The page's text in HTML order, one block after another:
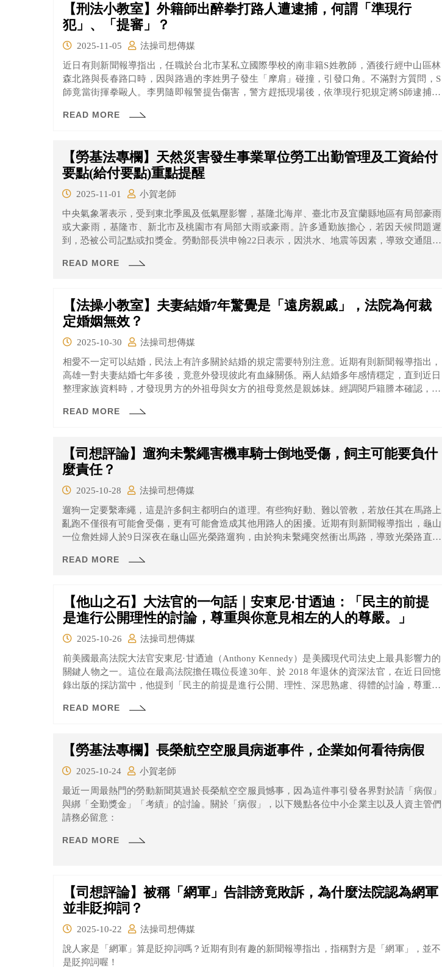
【刑法小教室】外籍師出醉拳打路人遭逮捕，何謂「準現行
犯」、「提審」？
2025-11-05
法操司想傳媒
近日有則新聞報導指出，任職於台北市某私立國際學校的南非籍S姓教師，酒後行經中山區林
森北路與長春路口時，因與路過的李姓男子發生「摩肩」碰撞，引發口角。不滿對方質問，S
師竟當街揮拳毆人。李男隨即報警提告傷害，警方趕抵現場後，依準現行犯規定將S師逮捕。
駁回聲請；全案現依刑法傷害罪移送台北地檢署偵辦。
READ MORE
【勞基法專欄】天然災害發生事業單位勞工出勤管理及工資給付
要點(給付要點)重點提醒
2025-11-01
小賀老師
中央氣象署表示，受到東北季風及低氣壓影響，基隆北海岸、臺北市及宜蘭縣地區有局部豪雨
或大豪雨，基隆市、新北市及桃園市有局部大雨或豪雨。許多通勤族擔心，若因天候問題遲
到，恐被公司記點或扣獎金。勞動部長洪申翰22日表示，因洪水、地震等因素，導致交通阻塞
READ MORE
【法操小教室】夫妻結婚7年驚覺是「遠房親戚」，法院為何裁
定婚姻無效？
2025-10-30
法操司想傳媒
相愛不一定可以結婚，民法上有許多關於結婚的規定需要特別注意。近期有則新聞報導指出，
高雄一對夫妻結婚七年多後，竟意外發現彼此有血緣關係。兩人結婚多年感情穩定，直到近日
整理家族資料時，才發現男方的外祖母與女方的祖母竟然是親姊妹。經調閱戶籍謄本確認，兩
READ MORE
【司想評論】遛狗未繫繩害機車騎士倒地受傷，飼主可能要負什
麼責任？
2025-10-28
法操司想傳媒
遛狗一定要繫牽繩，這是許多飼主都明白的道理。有些狗好動、難以管教，若放任其在馬路上
亂跑不僅很有可能會受傷，更有可能會造成其他用路人的困擾。近期有則新聞報導指出，龜山
一位詹姓婦人於9日深夜在龜山區光榮路遛狗，由於狗未繫繩突然衝出馬路，導致光榮路直行
READ MORE
【他山之石】大法官的一句話｜安東尼·甘迺迪：「民主的前提
是進行公開理性的討論，尊重與你意見相左的人的尊嚴。」
2025-10-26
法操司想傳媒
前美國最高法院大法官安東尼·甘迺迪（Anthony Kennedy）是美國現代司法史上最具影響力的
關鍵人物之一。這位在最高法院擔任職位長達30年、於 2018 年退休的資深法官，在近日回憶
錄出版的採訪當中，他提到「民主的前提是進行公開、理性、深思熟慮、得體的討論，尊重與
READ MORE
【勞基法專欄】長榮航空空服員病逝事件，企業如何看待病假
2025-10-24
小賀老師
最近一周最熱門的勞動新聞莫過於長榮航空空服員憾事，因為這件事引發各界對於請「病假」
與綁「全勤獎金」「考績」的討論。關於「病假」，以下幾點各位中小企業主以及人資主管們
請務必留意：
READ MORE
【司想評論】被稱「網軍」告誹謗竟敗訴，為什麼法院認為網軍
並非貶抑詞？
2025-10-22
法操司想傳媒
說人家是「網軍」算是貶抑詞嗎？近期有則有趣的新聞報導指出，指稱對方是「網軍」，並不
是貶抑詞喔！